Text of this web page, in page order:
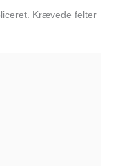
Krævede felter